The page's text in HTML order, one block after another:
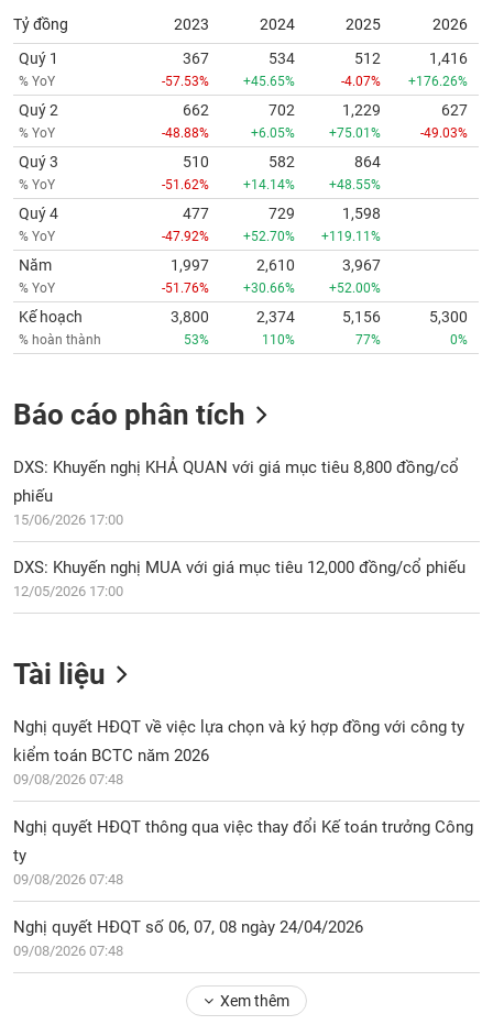
Tỷ đồng 2023 2024 2025
2026
Quý 1
% YoY
367
-57.53%
534
+45.65%
512
-4.07%
1,416
+176.26%
Quý 2
% YoY
662
-48.88%
702
+6.05%
1,229
+75.01%
627
-49.03%
Quý 3
% YoY
510
-51.62%
582
+14.14%
864
+48.55%
Quý 4
% YoY
477
-47.92%
729
+52.70%
1,598
+119.11%
Năm
% YoY
1,997
-51.76%
2,610
+30.66%
3,967
+52.00%
Kế hoạch
% hoàn thành
3,800
53%
2,374
110%
5,156
77%
5,300
0%
Báo cáo phân tích
DXS: Khuyến nghị KHẢ QUAN với giá mục tiêu 8,800 đồng/cổ
phiếu
15/06/2026 17:00
DXS: Khuyến nghị MUA với giá mục tiêu 12,000 đồng/cổ phiếu
12/05/2026 17:00
Tài liệu
Nghị quyết HĐQT về việc lựa chọn và ký hợp đồng với công ty
kiểm toán BCTC năm 2026
09/08/2026 07:48
Nghị quyết HĐQT thông qua việc thay đổi Kế toán trưởng Công
ty
09/08/2026 07:48
Nghị quyết HĐQT số 06, 07, 08 ngày 24/04/2026
09/08/2026 07:48
Xem thêm